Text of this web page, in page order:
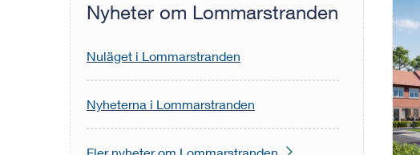
Nyheter om Lommarstranden
Nuläget i Lommarstranden
Nyheterna i Lommarstranden